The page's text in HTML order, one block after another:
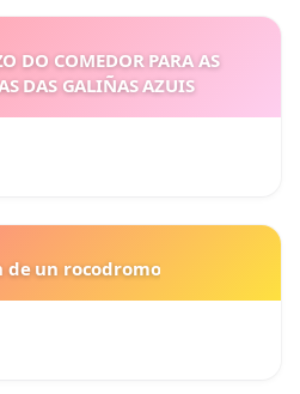
DO COMEDOR PARA AS
DAS GALIÑAS AZUIS
de un rocodromo